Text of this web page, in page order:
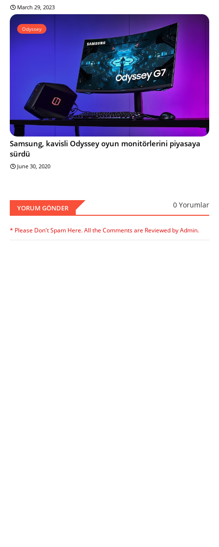
March 29, 2023
Odyssey
Samsung, kavisli Odyssey oyun monitörlerini piyasaya
sürdü
June 30, 2020
YORUM GÖNDER 0 Yorumlar
* Please Don't Spam Here. All the Comments are Reviewed by Admin.